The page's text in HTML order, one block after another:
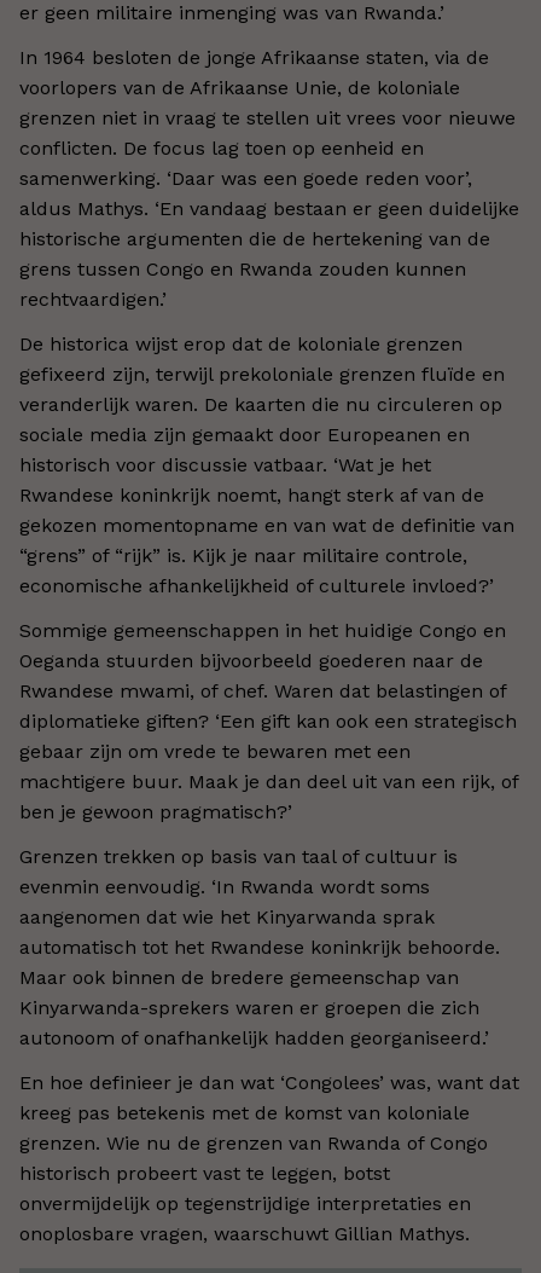
er geen militaire inmenging was van Rwanda.’
In 1964 besloten de jonge Afrikaanse staten, via de
voorlopers van de Afrikaanse Unie, de koloniale
grenzen niet in vraag te stellen uit vrees voor nieuwe
conflicten. De focus lag toen op eenheid en
samenwerking. ‘Daar was een goede reden voor’,
aldus Mathys. ‘En vandaag bestaan er geen duidelijke
historische argumenten die de hertekening van de
grens tussen Congo en Rwanda zouden kunnen
rechtvaardigen.’
De historica wijst erop dat de koloniale grenzen
gefixeerd zijn, terwijl prekoloniale grenzen fluïde en
veranderlijk waren. De kaarten die nu circuleren op
sociale media zijn gemaakt door Europeanen en
historisch voor discussie vatbaar. ‘Wat je het
Rwandese koninkrijk noemt, hangt sterk af van de
gekozen momentopname en van wat de definitie van
“grens” of “rijk” is. Kijk je naar militaire controle,
economische afhankelijkheid of culturele invloed?’
Sommige gemeenschappen in het huidige Congo en
Oeganda stuurden bijvoorbeeld goederen naar de
Rwandese mwami, of chef. Waren dat belastingen of
diplomatieke giften? ‘Een gift kan ook een strategisch
gebaar zijn om vrede te bewaren met een
machtigere buur. Maak je dan deel uit van een rijk, of
ben je gewoon pragmatisch?’
Grenzen trekken op basis van taal of cultuur is
evenmin eenvoudig. ‘In Rwanda wordt soms
aangenomen dat wie het Kinyarwanda sprak
automatisch tot het Rwandese koninkrijk behoorde.
Maar ook binnen de bredere gemeenschap van
Kinyarwanda-sprekers waren er groepen die zich
autonoom of onafhankelijk hadden georganiseerd.’
En hoe definieer je dan wat ‘Congolees’ was, want dat
kreeg pas betekenis met de komst van koloniale
grenzen. Wie nu de grenzen van Rwanda of Congo
historisch probeert vast te leggen, botst
onvermijdelijk op tegenstrijdige interpretaties en
onoplosbare vragen, waarschuwt Gillian Mathys.